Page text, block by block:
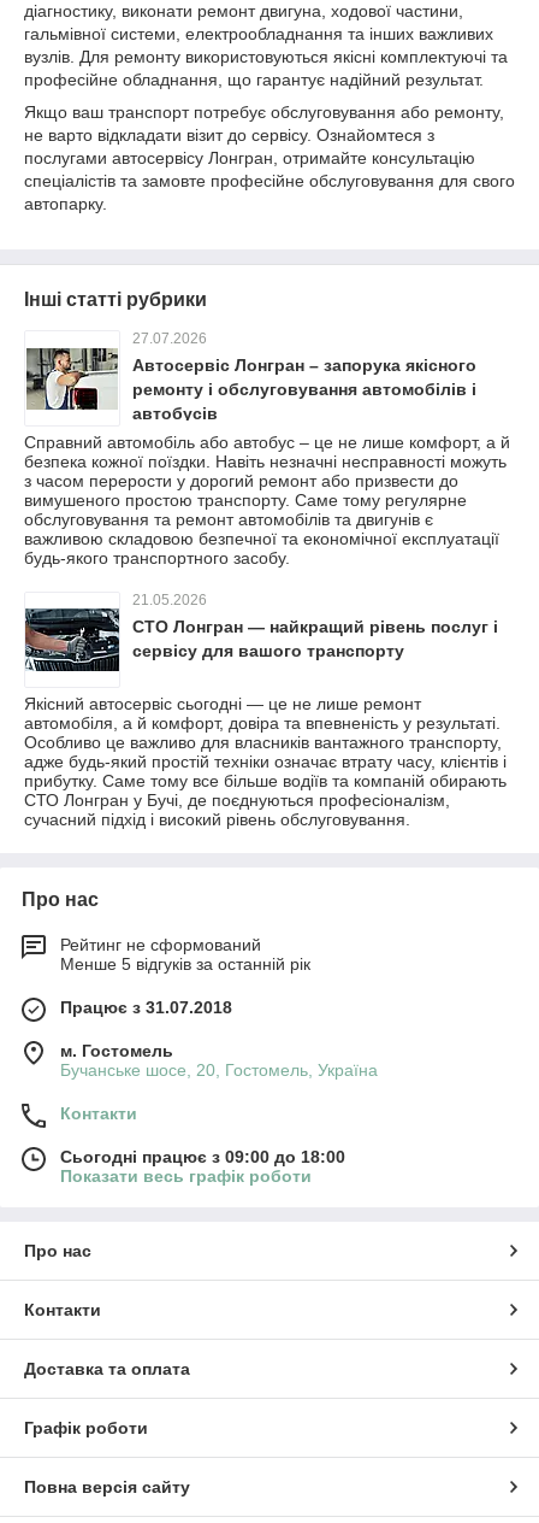
діагностику, виконати ремонт двигуна, ходової частини,
гальмівної системи, електрообладнання та інших важливих
вузлів. Для ремонту використовуються якісні комплектуючі та
професійне обладнання, що гарантує надійний результат.
Якщо ваш транспорт потребує обслуговування або ремонту,
не варто відкладати візит до сервісу. Ознайомтеся з
послугами автосервісу Лонгран, отримайте консультацію
спеціалістів та замовте професійне обслуговування для свого
автопарку.
Інші статті рубрики
27.07.2026
Автосервіс Лонгран – запорука якісного
ремонту і обслуговування автомобілів і
автобусів
Справний автомобіль або автобус – це не лише комфорт, а й
безпека кожної поїздки. Навіть незначні несправності можуть
з часом перерости у дорогий ремонт або призвести до
вимушеного простою транспорту. Саме тому регулярне
обслуговування та ремонт автомобілів та двигунів є
важливою складовою безпечної та економічної експлуатації
будь-якого транспортного засобу.
21.05.2026
СТО Лонгран — найкращий рівень послуг і
сервісу для вашого транспорту
Якісний автосервіс сьогодні — це не лише ремонт
автомобіля, а й комфорт, довіра та впевненість у результаті.
Особливо це важливо для власників вантажного транспорту,
адже будь-який простій техніки означає втрату часу, клієнтів і
прибутку. Саме тому все більше водіїв та компаній обирають
СТО Лонгран у Бучі, де поєднуються професіоналізм,
сучасний підхід і високий рівень обслуговування.
Про нас
Рейтинг не сформований
Менше 5 відгуків за останній рік
Працює з 31.07.2018
м. Гостомель
Бучанське шосе, 20, Гостомель, Україна
Контакти
Сьогодні працює з 09:00 до 18:00
Показати весь графік роботи
Про нас
Контакти
Доставка та оплата
Графік роботи
Повна версія сайту